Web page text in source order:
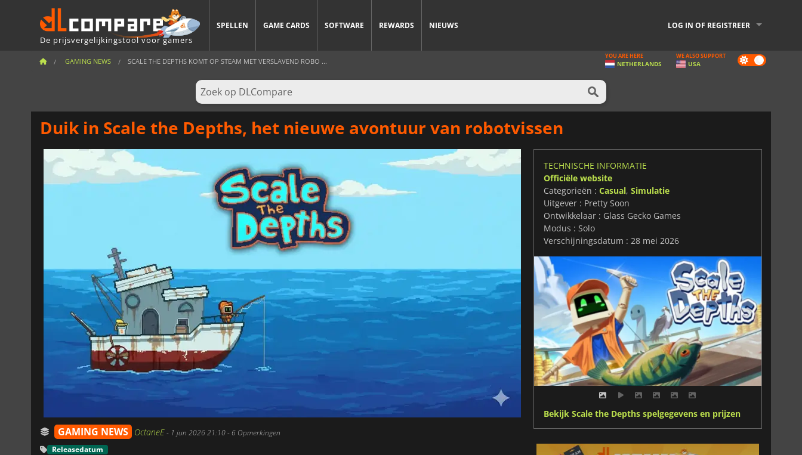
De prijsvergelijkingstool voor gamers
SPELLEN GAME CARDS SOFTWARE REWARDS NIEUWS LOG IN OF REGISTREER
GAMING NEWS SCALE THE DEPTHS KOMT OP STEAM MET VERSLAVEND ROBO ... Dark
mode
YOU ARE HERE
NETHERLANDS
WE ALSO SUPPORT
USA
Duik in Scale the Depths, het nieuwe avontuur van robotvissen
GAMING NEWS OctaneE- 1 jun 2026 21:10- 6 Opmerkingen
Releasedatum
TECHNISCHE INFORMATIE
Officiële website
Categorieën : Casual, Simulatie
Uitgever : Pretty Soon
Ontwikkelaar : Glass Gecko Games
Modus : Solo
Verschijningsdatum : 28 mei 2026
Bekijk Scale the Depths spelgegevens en prijzen